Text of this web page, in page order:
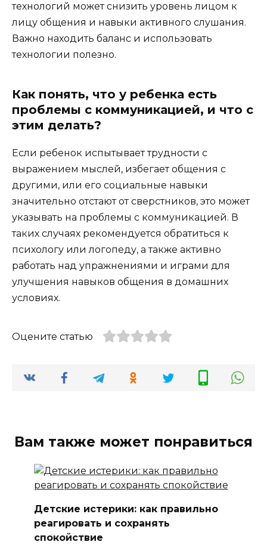
технологий может снизить уровень лицом к
лицу общения и навыки активного слушания.
Важно находить баланс и использовать
технологии полезно.
Как понять, что у ребенка есть
проблемы с коммуникацией, и что с
этим делать?
Если ребенок испытывает трудности с
выражением мыслей, избегает общения с
другими, или его социальные навыки
значительно отстают от сверстников, это может
указывать на проблемы с коммуникацией. В
таких случаях рекомендуется обратиться к
психологу или логопеду, а также активно
работать над упражнениями и играми для
улучшения навыков общения в домашних
условиях.
Оцените статью
Вам также может понравиться
Детские истерики: как правильно
реагировать и сохранять
спокойствие